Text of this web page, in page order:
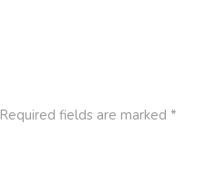
Required fields are marked *